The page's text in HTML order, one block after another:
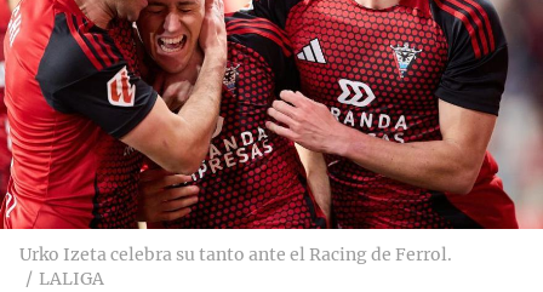
Urko Izeta celebra su tanto ante el Racing de Ferrol.
LALIGA